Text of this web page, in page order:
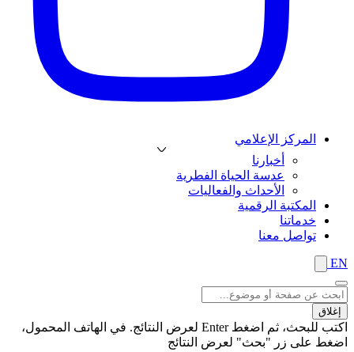
المركز الإعلامي
أخبارنا
عدسة الحياة الفطرية
الأحداث والفعاليات
المكتبة الرقمية
خدماتنا
تواصل معنا
EN
إغلاق
اكتب للبحث، ثم اضغط Enter لعرض النتائج. في الهاتف المحمول،
اضغط على زر "بحث" لعرض النتائج